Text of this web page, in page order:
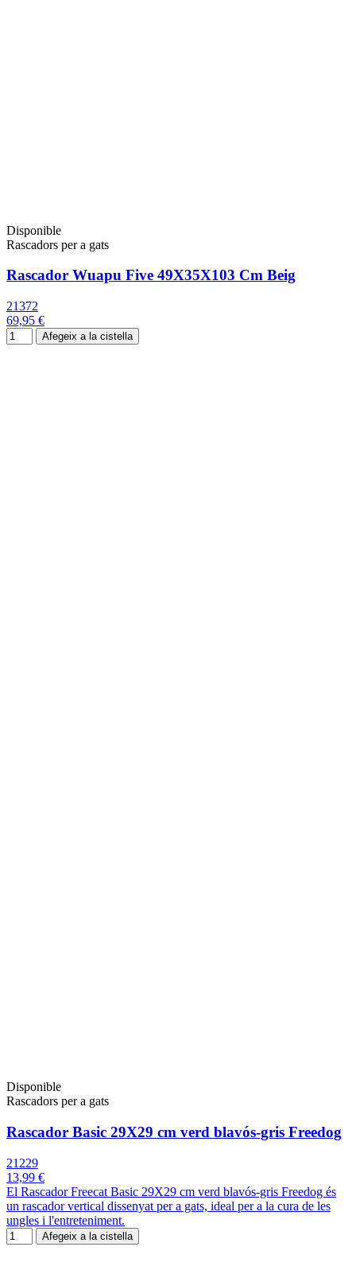
Disponible
Rascadors per a gats
Rascador Wuapu Five 49X35X103 Cm Beig
21372
69,95 €
Afegeix a la cistella
Disponible
Rascadors per a gats
Rascador Basic 29X29 cm verd blavós-gris Freedog
21229
13,99 €
El Rascador Freecat Basic 29X29 cm verd blavós-gris Freedog és
un rascador vertical dissenyat per a gats, ideal per a la cura de les
ungles i l'entreteniment.
Afegeix a la cistella